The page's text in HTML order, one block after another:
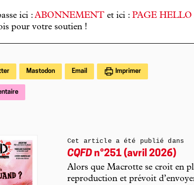
ici : ABONNEMENT et ici : PAGE HELLO
pour votre soutien !
Mastodon Email Imprimer
Cet article a été publié dans
CQFD n°251 (avril 2026)
Alors que Macrotte se croit en
reproduction et prévoit